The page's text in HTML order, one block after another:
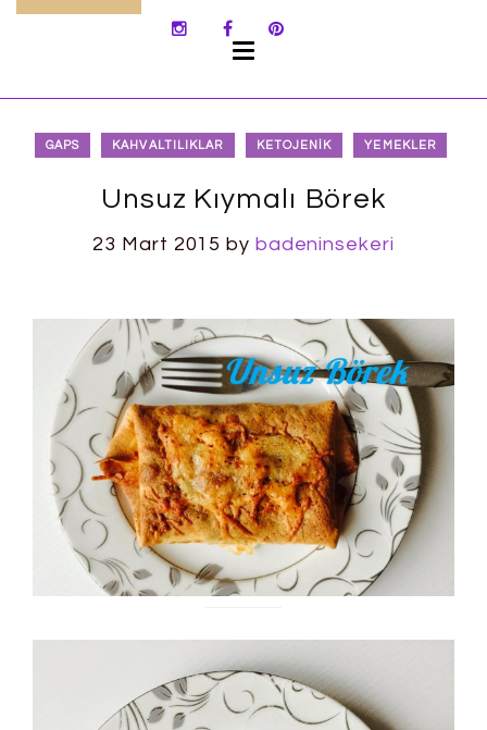
GAPS KAHVALTILIKLAR KETOJENIK YEMEKLER
Unsuz Kıymalı Börek
23 Mart 2015 by badeninsekeri